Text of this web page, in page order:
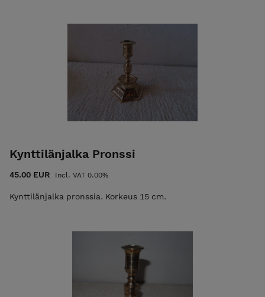
Kynttilänjalka Pronssi
45.00 EUR Incl. VAT 0.00%
Kynttilänjalka pronssia. Korkeus 15 cm.